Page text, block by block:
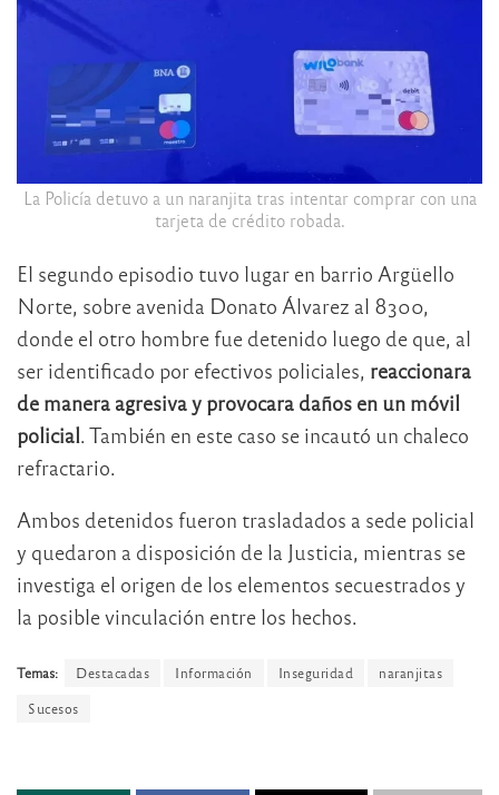
La Policía detuvo a un naranjita tras intentar comprar con una
tarjeta de crédito robada.
El segundo episodio tuvo lugar en barrio Argüello
Norte, sobre avenida Donato Álvarez al 8300,
donde el otro hombre fue detenido luego de que, al
ser identificado por efectivos policiales, reaccionara
de manera agresiva y provocara daños en un móvil
policial. También en este caso se incautó un chaleco
refractario.
Ambos detenidos fueron trasladados a sede policial
y quedaron a disposición de la Justicia, mientras se
investiga el origen de los elementos secuestrados y
la posible vinculación entre los hechos.
Temas: Destacadas Información Inseguridad
naranjitas
Sucesos